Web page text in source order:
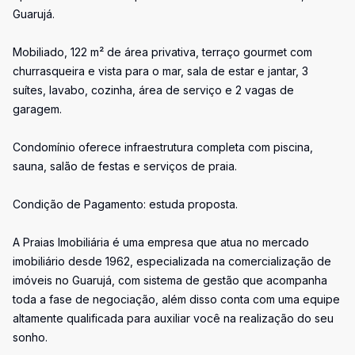
Guarujá.
Mobiliado, 122 m² de área privativa, terraço gourmet com
churrasqueira e vista para o mar, sala de estar e jantar, 3
suítes, lavabo, cozinha, área de serviço e 2 vagas de
garagem.
Condomínio oferece infraestrutura completa com piscina,
sauna, salão de festas e serviços de praia.
Condição de Pagamento: estuda proposta.
A Praias Imobiliária é uma empresa que atua no mercado
imobiliário desde 1962, especializada na comercialização de
imóveis no Guarujá, com sistema de gestão que acompanha
toda a fase de negociação, além disso conta com uma equipe
altamente qualificada para auxiliar você na realização do seu
sonho.